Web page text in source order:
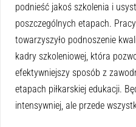
podnieść jakoś szkolenia i
poszczególnych etapach.
towarzyszyło podnoszenie
kadry szkoleniowej, która
efektywniejszy sposób z
etapach piłkarskiej edukacji.
intensywniej, ale przede